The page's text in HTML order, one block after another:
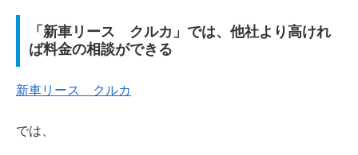
「新車リース クルカ」では、他社より高けれ
ば料金の相談ができる
新車リース クルカ
では、